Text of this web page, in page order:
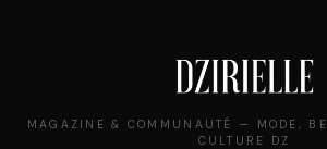
MAGAZINE & COMMUNAUTÉ — MODE,
CULTURE DZ